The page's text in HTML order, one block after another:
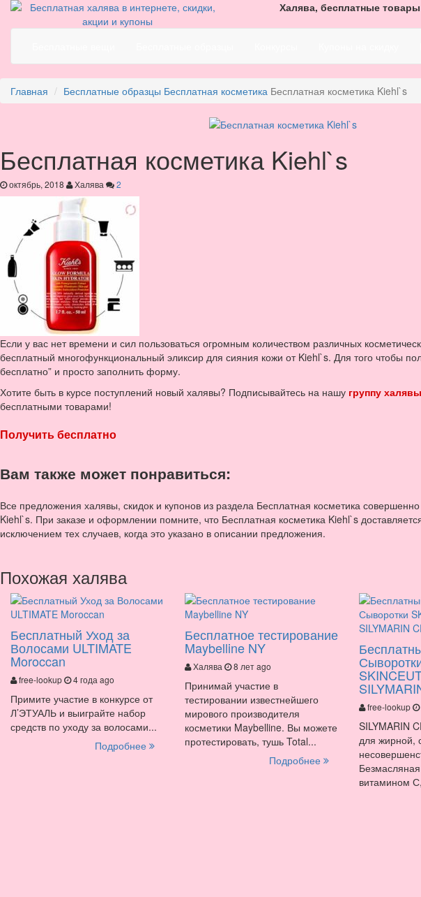
Халява, бесплатные
Главная Бесплатные образцы Бесплатная косметика Бесплатная косметика Kiehl`s
Бесплатная косметика Kiehl`s
октябрь, 2018 Халява 2
Если у вас нет времени и сил пользоваться огромным количеством различных
бесплатный многофункциональный эликсир для сияния кожи от Kiehl`s. Для того чтобы
бесплатно” и просто заполнить форму.
Хотите быть в курсе поступлений новый халявы? Подписывайтесь на нашу группу
бесплатными товарами!
Получить бесплатно
Вам также может понравиться:
Все предложения халявы, скидок и купонов из раздела Бесплатная косметика
Kiehl`s. При заказе и оформлении помните, что Бесплатная косметика Kiehl`s
исключением тех случаев, когда это указано в описании предложения.
Похожая халява
Бесплатный Уход за
Волосами ULTIMATE
Moroccan
free-lookup 4 года ago
Примите участие в конкурсе от
Л’ЭТУАЛЬ и выиграйте набор
средств по уходу за волосами...
Подробнее
Бесплатное тестирование
Maybelline NY
Халява 8 лет ago
Принимай участие в
тестировании известнейшего
мирового производителя
косметики Maybelline. Вы можете
протестировать, тушь Total...
Подробнее
free-lookup
SILYMARIN
для жирной,
витамином